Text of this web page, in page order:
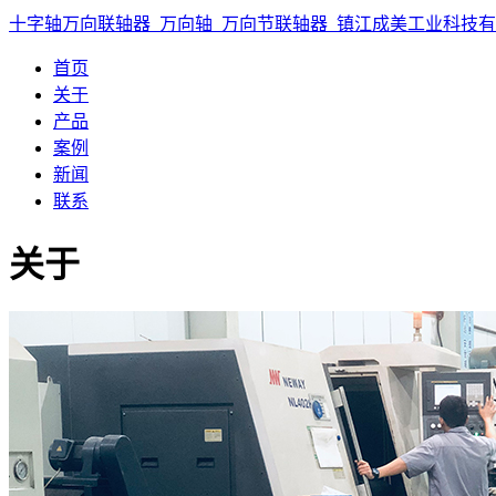
十字轴万向联轴器_万向轴_万向节联轴器_镇江成美工业科技
首页
关于
产品
案例
新闻
联系
关于